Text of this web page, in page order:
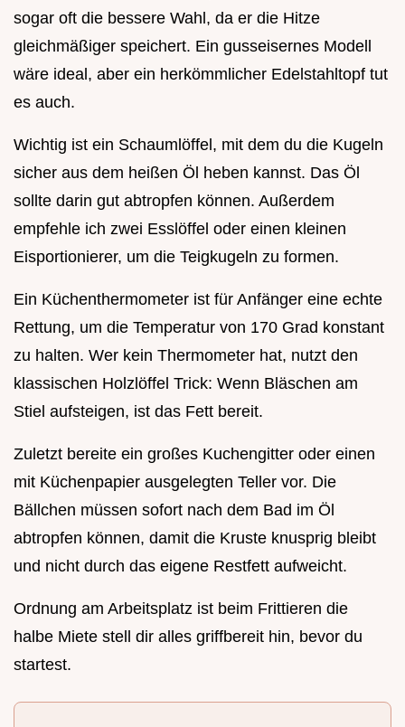
sogar oft die bessere Wahl, da er die Hitze
gleichmäßiger speichert. Ein gusseisernes Modell
wäre ideal, aber ein herkömmlicher Edelstahltopf tut
es auch.
Wichtig ist ein Schaumlöffel, mit dem du die Kugeln
sicher aus dem heißen Öl heben kannst. Das Öl
sollte darin gut abtropfen können. Außerdem
empfehle ich zwei Esslöffel oder einen kleinen
Eisportionierer, um die Teigkugeln zu formen.
Ein Küchenthermometer ist für Anfänger eine echte
Rettung, um die Temperatur von 170 Grad konstant
zu halten. Wer kein Thermometer hat, nutzt den
klassischen Holzlöffel Trick: Wenn Bläschen am
Stiel aufsteigen, ist das Fett bereit.
Zuletzt bereite ein großes Kuchengitter oder einen
mit Küchenpapier ausgelegten Teller vor. Die
Bällchen müssen sofort nach dem Bad im Öl
abtropfen können, damit die Kruste knusprig bleibt
und nicht durch das eigene Restfett aufweicht.
Ordnung am Arbeitsplatz ist beim Frittieren die
halbe Miete stell dir alles griffbereit hin, bevor du
startest.